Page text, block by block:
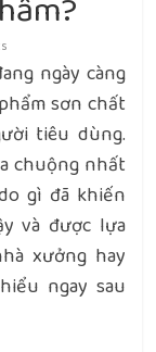
ngày càng
sơn chất
tiêu dùng.
chuộng nhất
gì đã khiến
và được lựa
xưởng hay
ngay sau